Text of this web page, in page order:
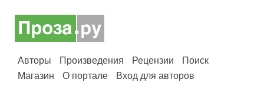
Авторы Произведения Рецензии
Поиск
Магазин
О портале Вход для авторов